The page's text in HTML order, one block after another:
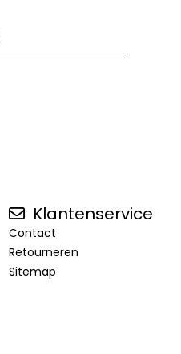
Klantenservice
Contact
Retourneren
Sitemap